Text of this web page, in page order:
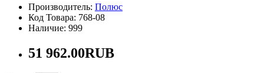
Производитель: Полюс
Код Товара: 768-08
Наличие: 999
51 962.00RUB